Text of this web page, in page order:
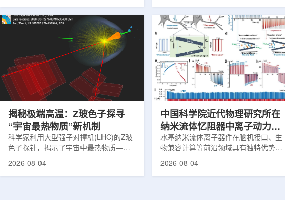
经过15年的持续研究，BESIII实验建立
了证明胶球存在的完整证据链，解开了
困扰学术界近半个世纪的胶球存在之
谜。该发现不仅为量子色动力学理论提
供了决定性验证，也表明一类全新物质
形态——纯由力构成的物质的存在。原
子核由质子和中子组成，质子和中子又
由夸克组成。夸克之间靠胶子传递强相
互...
究。在施瓦茨·赖斯曼创新园区举行了签
约仪式，标志着多伦多大学、加拿大核
实验室和原子能公司有限公司(AECL)正
式确立了合作关系。该学术合作计划将
为参学院校提供进入国家级实验室基础
设施、技术和专业知识的渠道，合作领
域涵盖清洁能源、医疗健康、环境修复
以及国家安全等多个方面。此次...
揭秘极端高温：Z玻色子探寻
“宇宙最热物质”新机制
科学家利用大型强子对撞机(LHC)的Z玻
色子探针，揭示了宇宙中最热物质——
夸克-胶子等离子体(QGP)如何吸收能量
2026-08-04
中国科学院近代物理研究所在
纳米流体忆阻器中离子动力学
调控研究方面获新进展
水基纳米流体离子器件在脑机接口、生
物兼容计算等前沿领域具有独特优势。
近期，中国科学院近代物理研究所重离
2026-08-04